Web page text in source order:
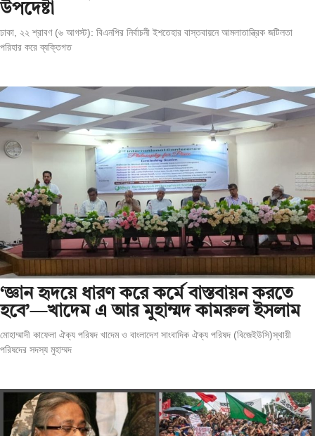
উপদেষ্টা
ঢাকা, ২২ শ্রাবণ (৬ আগস্ট): বিএনপির নির্বাচনী ইশতেহার বাস্তবায়নে আমলাতান্ত্রিক জটিলতা
পরিহার করে ব্যক্তিগত
‘জ্ঞান হৃদয়ে ধারণ করে কর্মে বাস্তবায়ন করতে
হবে’—খাদেম এ আর মুহাম্মদ কামরুল ইসলাম
মোহাম্মাদী কাফেলা ঐক্য পরিষদ খাদেম ও বাংলাদেশ সাংবাদিক ঐক্য পরিষদ (বিজেইউসি)স্থায়ী
পরিষদের সদস্য মুহাম্মদ